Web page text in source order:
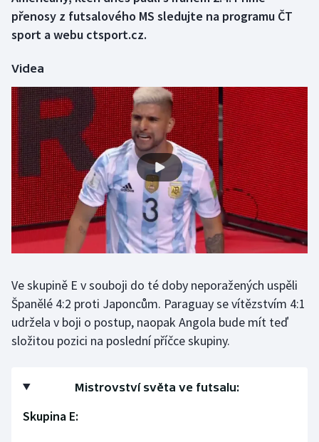
Futsal
Gymnastika
Házená
Jezdectví
Judo
Krasobruslení
Lyže a snowboard
Moderní pětiboj
Olympijské hry
přenosy z futsalového MS sledujte na programu ČT
sport a webu ctsport.cz.
Videa
Ve skupině E v souboji do té doby neporažených uspěli
Španělé 4:2 proti Japoncům. Paraguay se vítězstvím 4:1
udržela v boji o postup, naopak Angola bude mít teď
složitou pozici na poslední příčce skupiny.
Mistrovství světa ve futsalu:
Skupina E: